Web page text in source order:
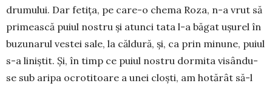
dru­mului. Dar fe­ti­ța, pe care-o che­ma Roza, n-a vrut să
primească pu­iul nostru și a­tunci tata l-a bă­gat ușurel în
bu­zu­narul ves­tei sale, la căl­dură, și, ca prin minune, pu­iul
s-a li­niș­tit. Și, în timp ce puiul nostru dor­mi­ta vi­sân­du-
se sub aripa o­cro­ti­toa­re a unei cloști, am ho­tărât să-l